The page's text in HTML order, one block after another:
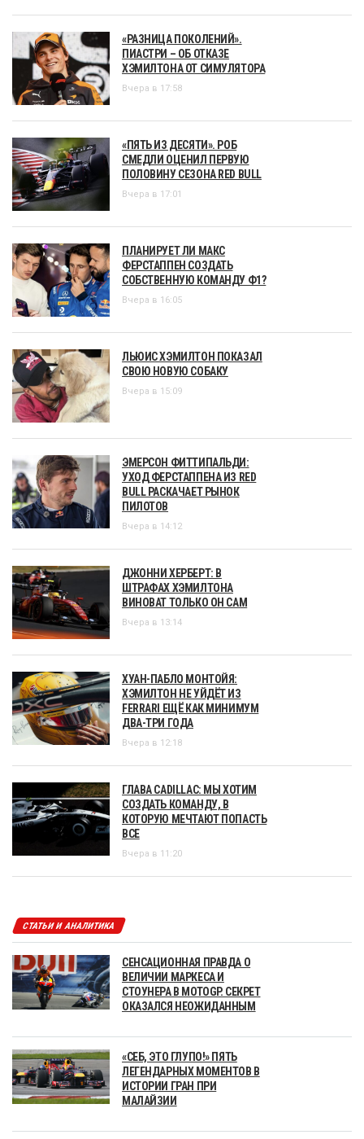
«РАЗНИЦА ПОКОЛЕНИЙ».
ПИАСТРИ – ОБ ОТКАЗЕ
ХЭМИЛТОНА ОТ СИМУЛЯТОРА
Вчера в 17:58
«ПЯТЬ ИЗ ДЕСЯТИ». РОБ
СМЕДЛИ ОЦЕНИЛ ПЕРВУЮ
ПОЛОВИНУ СЕЗОНА RED BULL
Вчера в 17:01
ПЛАНИРУЕТ ЛИ МАКС
ФЕРСТАППЕН СОЗДАТЬ
СОБСТВЕННУЮ КОМАНДУ Ф1?
Вчера в 16:05
ЛЬЮИС ХЭМИЛТОН ПОКАЗАЛ
СВОЮ НОВУЮ СОБАКУ
Вчера в 15:09
ЭМЕРСОН ФИТТИПАЛЬДИ:
УХОД ФЕРСТАППЕНА ИЗ RED
BULL РАСКАЧАЕТ РЫНОК
ПИЛОТОВ
Вчера в 14:12
ДЖОННИ ХЕРБЕРТ: В
ШТРАФАХ ХЭМИЛТОНА
ВИНОВАТ ТОЛЬКО ОН САМ
Вчера в 13:14
ХУАН-ПАБЛО МОНТОЙЯ:
ХЭМИЛТОН НЕ УЙДЁТ ИЗ
FERRARI ЕЩЁ КАК МИНИМУМ
ДВА-ТРИ ГОДА
Вчера в 12:18
ГЛАВА CADILLAC: МЫ ХОТИМ
СОЗДАТЬ КОМАНДУ, В
КОТОРУЮ МЕЧТАЮТ ПОПАСТЬ
ВСЕ
Вчера в 11:20
СТАТЬИ И АНАЛИТИКА
СЕНСАЦИОННАЯ ПРАВДА О
ВЕЛИЧИИ МАРКЕСА И
СТОУНЕРА В MOTOGP. СЕКРЕТ
ОКАЗАЛСЯ НЕОЖИДАННЫМ
«СЕБ, ЭТО ГЛУПО!» ПЯТЬ
ЛЕГЕНДАРНЫХ МОМЕНТОВ В
ИСТОРИИ ГРАН ПРИ
МАЛАЙЗИИ